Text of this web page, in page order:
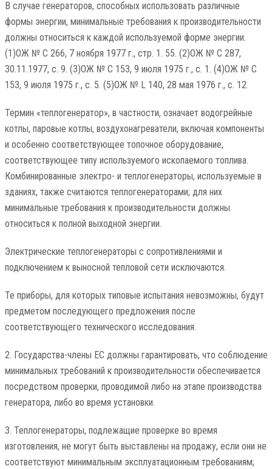
В случае генераторов, способных использовать различные
формы энергии, минимальные требования к производительности
должны относиться к каждой используемой форме энергии.
(1)ОЖ № C 266, 7 ноября 1977 г., стр. 1. 55. (2)ОЖ № C 287,
30.11.1977, с. 9. (3)ОЖ № C 153, 9 июля 1975 г., с. 1. (4)ОЖ № C
153, 9 июля 1975 г., с. 5. (5)ОЖ № L 140, 28 мая 1976 г., с. 12.
Термин «теплогенератор», в частности, означает водогрейные
котлы, паровые котлы, воздухонагреватели, включая компоненты
и особенно соответствующее топочное оборудование,
соответствующее типу используемого ископаемого топлива.
Комбинированные электро- и теплогенераторы, используемые в
зданиях, также считаются теплогенераторами; для них
минимальные требования к производительности должны
относиться к полной выходной энергии.
Электрические теплогенераторы с сопротивлениями и
подключением к выносной тепловой сети исключаются.
Те приборы, для которых типовые испытания невозможны, будут
предметом последующего предложения после
соответствующего технического исследования.
2. Государства-члены ЕС должны гарантировать, что соблюдение
минимальных требований к производительности обеспечивается
посредством проверки, проводимой либо на этапе производства
генератора, либо во время установки.
3. Теплогенераторы, подлежащие проверке во время
изготовления, не могут быть выставлены на продажу, если они не
соответствуют минимальным эксплуатационным требованиям;